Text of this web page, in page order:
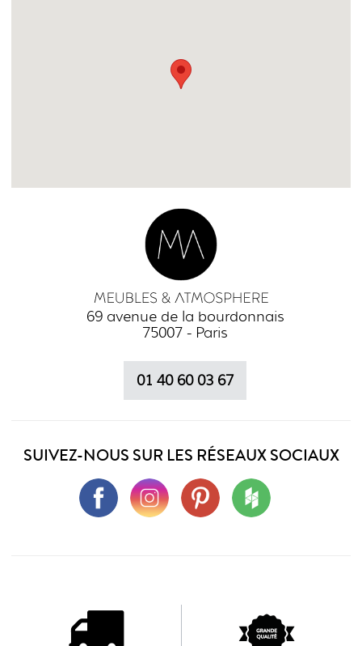
69 avenue de la bourdonnais
75007 - Paris
01 40 60 03 67
SUIVEZ-NOUS SUR LES RÉSEAUX SOCIAUX